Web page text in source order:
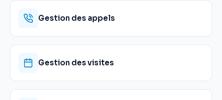
Gestion des appels
Gestion des visites